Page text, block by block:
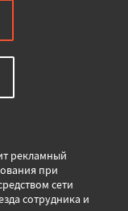
рекламный
при
сети
сотрудника и